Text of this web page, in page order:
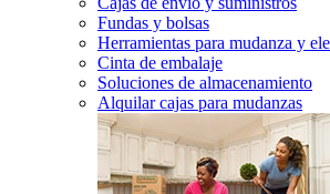
Fundas y bolsas
Herramientas para mudanza y
Cinta de embalaje
Soluciones de almacenamiento
Alquilar cajas para mudanzas